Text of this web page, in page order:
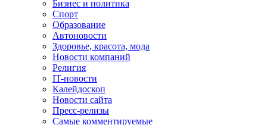
Бизнес и политика
Спорт
Образование
Автоновости
Здоровье, красота, мода
Новости компаний
Религия
IT-новости
Калейдоскоп
Новости сайта
Пресс-релизы
Самые комментируемые